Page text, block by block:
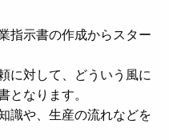
指示書の作成からスター
に対して、どういう風に
となります。
識や、生産の流れなどを